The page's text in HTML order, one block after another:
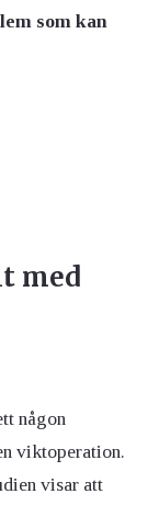
som kan
med
någon
viktoperation.
visar att